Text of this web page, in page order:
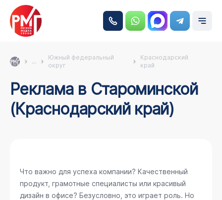
...
Южный федеральный
округ
Краснодарский
край
Реклама в Староминской
(Краснодарский край)
Что важно для успеха компании? Качественный
продукт, грамотные специалисты или красивый
дизайн в офисе? Безусловно, это играет роль. Но